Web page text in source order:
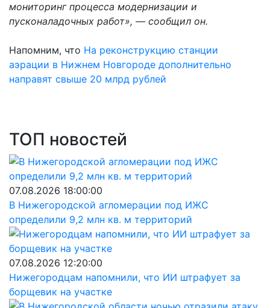
мониторинг процесса модернизации и
пусконаладочных работ», — сообщил он.
Напомним, что На реконструкцию станции
аэрации в Нижнем Новгороде дополнительно
направят свыше 20 млрд рублей
ТОП новостей
07.08.2026 18:00:00
В Нижегородской агломерации под ИЖС
определили 9,2 млн кв. м территорий
07.08.2026 12:20:00
Нижегородцам напомнили, что ИИ штрафует за
борщевик на участке